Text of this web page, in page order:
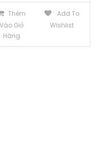
Thêm
Vào Giỏ
Hàng
Add To
Wishlist